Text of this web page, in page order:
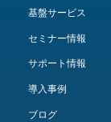
基盤サービス
セミナー情報
サポート情報
導入事例
ブログ